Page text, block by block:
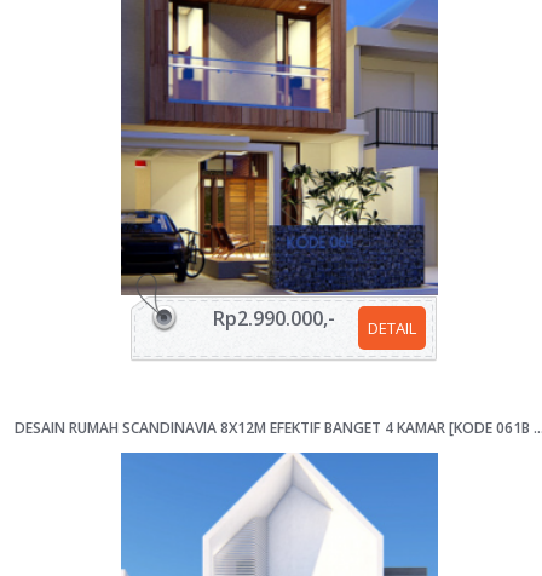
DETAIL
Rp2.990.000,-
DESAIN RUMAH SCANDINAVIA 8X12M